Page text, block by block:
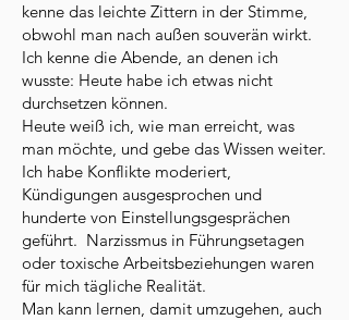
kenne das leichte Zittern in der Stimme,
obwohl man nach außen souverän wirkt.
Ich kenne die Abende, an denen ich
wusste: Heute habe ich etwas nicht
durchsetzen können.
Heute weiß ich, wie man erreicht, was
man möchte, und gebe das Wissen weiter.
Ich habe Konflikte moderiert,
Kündigungen ausgesprochen und
hunderte von Einstellungsgesprächen
geführt. Narzissmus in Führungsetagen
oder toxische Arbeitsbeziehungen waren
für mich tägliche Realität.
Man kann lernen, damit umzugehen, auch